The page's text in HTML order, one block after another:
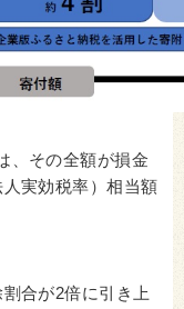
、その全額が損金
実効税率）相当額
合が2倍に引き上